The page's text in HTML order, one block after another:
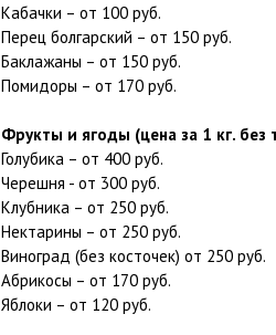
Кабачки – от 100 руб.
Перец болгарский – от 150 руб.
Баклажаны – от 150 руб.
Помидоры – от 170 руб.
Фрукты и ягоды (цена за 1 кг. без
Голубика – от 400 руб.
Черешня - от 300 руб.
Клубника – от 250 руб.
Нектарины – от 250 руб.
Виноград (без косточек) от 250 руб.
Абрикосы – от 170 руб.
Яблоки – от 120 руб.